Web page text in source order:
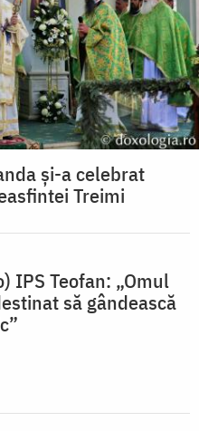
și-a celebrat
Treimi
IPS Teofan: „Omul
să gândească